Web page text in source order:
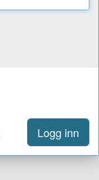
Logg inn